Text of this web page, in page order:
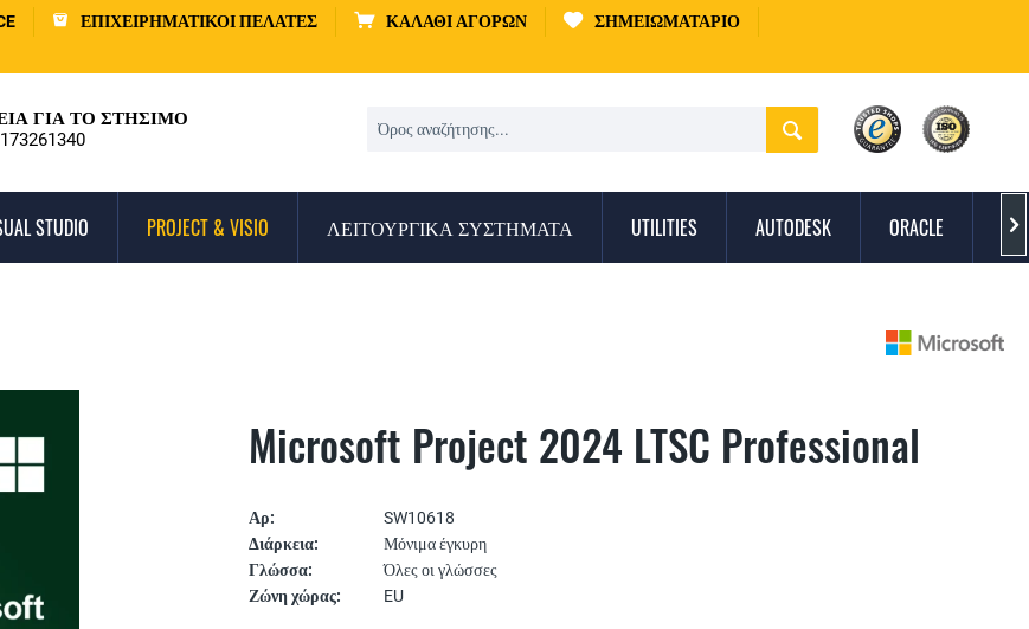
ΕΠΙΧΕΙΡΗΜΑΤΙΚΟΊ ΠΕΛΆΤΕΣ ΚΑΛΆΘΙ ΑΓΟΡΏΝ
ΣΗΜΕΙΩΜΑΤΆΡΙΟ
ΓΙΑ ΤΟ ΣΤΉΣΙΜΟ
STUDIO PROJECT & VISIO ΛΕΙΤΟΥΡΓΙΚΆ ΣΥΣΤΉΜΑΤΑ UTILITIES AUTODESK ORACLE 
Microsoft Project 2024 LTSC Professional
Αρ:
SW10618
Διάρκεια:
Μόνιμα έγκυρη
Γλώσσα:
Όλες οι γλώσσες
Ζώνη χώρας:
EU